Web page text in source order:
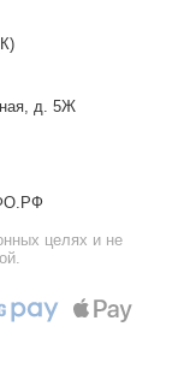
д. 5Ж
целях и не